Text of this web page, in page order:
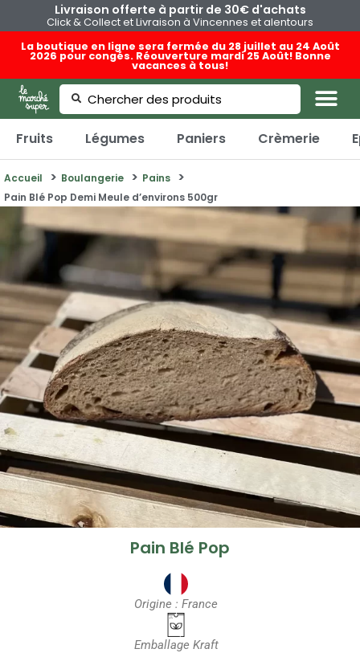
Livraison offerte à partir de 30€ d'achats
Click & Collect et Livraison à Vincennes et alentours
La boutique en ligne sera fermée du 28 juillet au 24 Août
2026 pour congés. Réouverture mardi 25 Août! Bonne
vacances à tous!
Fruits Légumes Paniers Crèmerie
Accueil Boulangerie
Pains
Pain Blé Pop Demi Meule d’environs 500gr
Pain Blé Pop
Origine : France
Emballage Kraft